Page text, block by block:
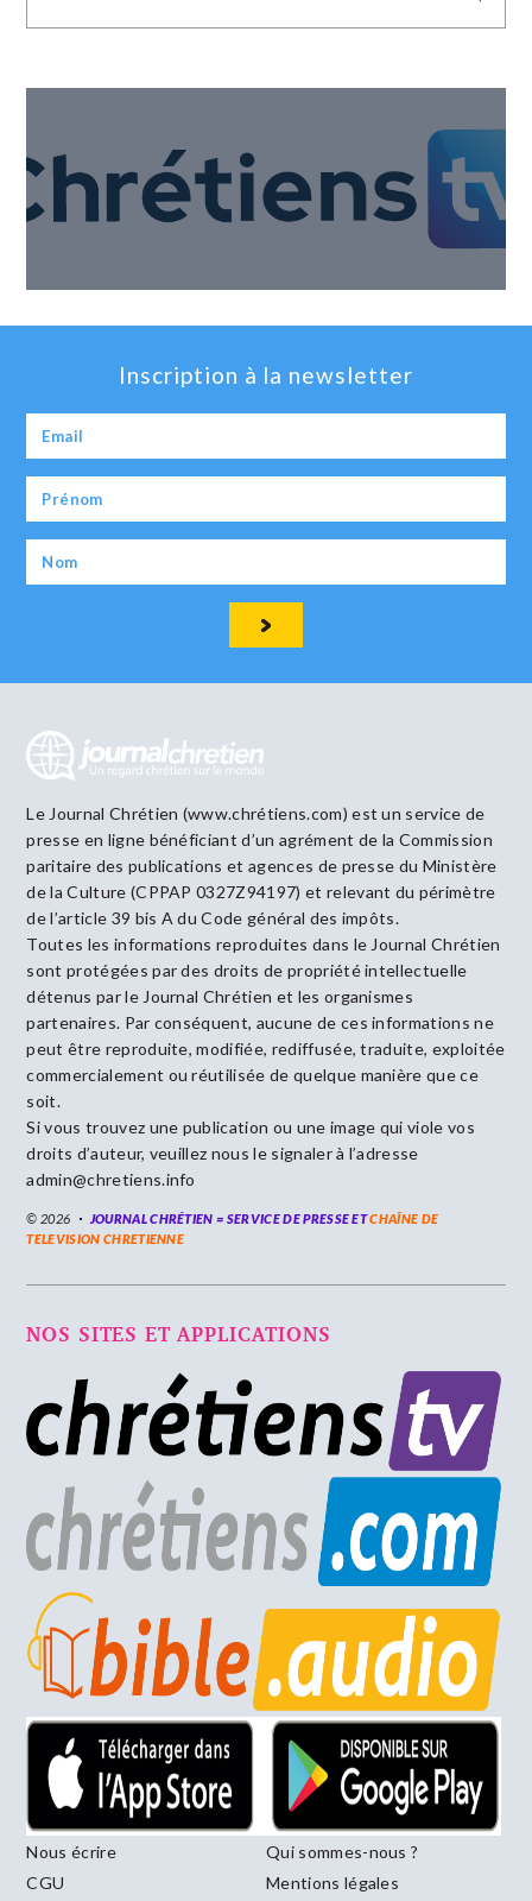
Inscription à la newsletter
Le Journal Chrétien (www.chrétiens.com) est un service de
presse en ligne bénéficiant d’un agrément de la Commission
paritaire des publications et agences de presse du Ministère
de la Culture (CPPAP 0327Z94197) et relevant du périmètre
de l’article 39 bis A du Code général des impôts.
Toutes les informations reproduites dans le Journal Chrétien
sont protégées par des droits de propriété intellectuelle
détenus par le Journal Chrétien et les organismes
partenaires. Par conséquent, aucune de ces informations ne
peut être reproduite, modifiée, rediffusée, traduite, exploitée
commercialement ou réutilisée de quelque manière que ce
soit.
Si vous trouvez une publication ou une image qui viole vos
droits d’auteur, veuillez nous le signaler à l’adresse
admin@chretiens.info
© 2026 JOURNAL CHRÉTIEN = SERVICE DE PRESSE ETCHAÎNE DE
TELEVISION CHRETIENNE
NOS SITES ET APPLICATIONS
Nous écrire
Qui sommes-nous ?
CGU
Mentions légales